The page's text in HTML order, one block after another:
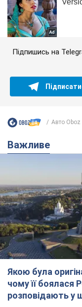
Підпишись на
Авто Oboz
Важливе
Якою була
чому її боялася
розповідають у